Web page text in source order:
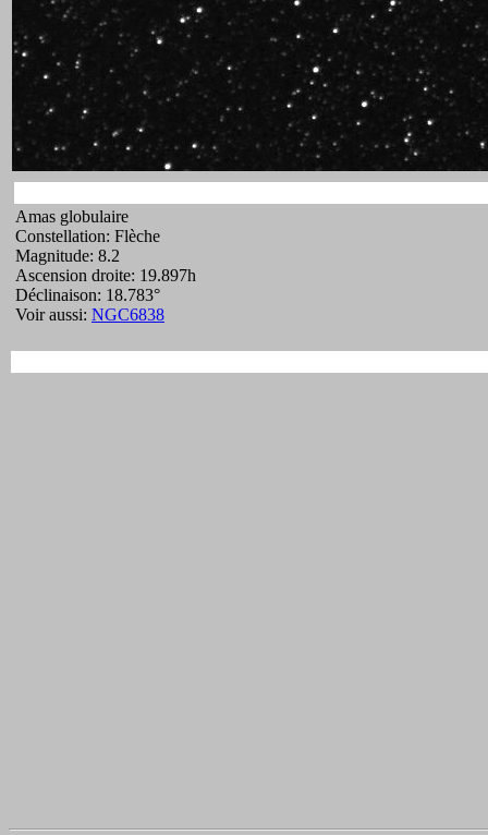
Amas globulaire
Constellation: Flèche
Magnitude: 8.2
Ascension droite: 19.897h
Déclinaison: 18.783°
Voir aussi: NGC6838